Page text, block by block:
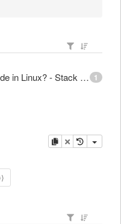
1
epoll - What is an anonymous inode in Linux? - Stack Overflow
копировать
удалить